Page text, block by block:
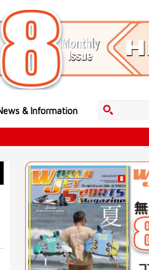
& Information